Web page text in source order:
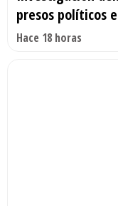
presos políticos
Hace 18 horas